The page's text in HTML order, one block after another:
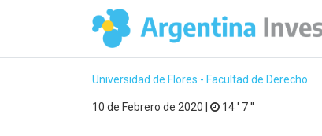
Universidad de Flores - Facultad de Derecho
10 de Febrero de 2020 | 14 ′ 7 ′′